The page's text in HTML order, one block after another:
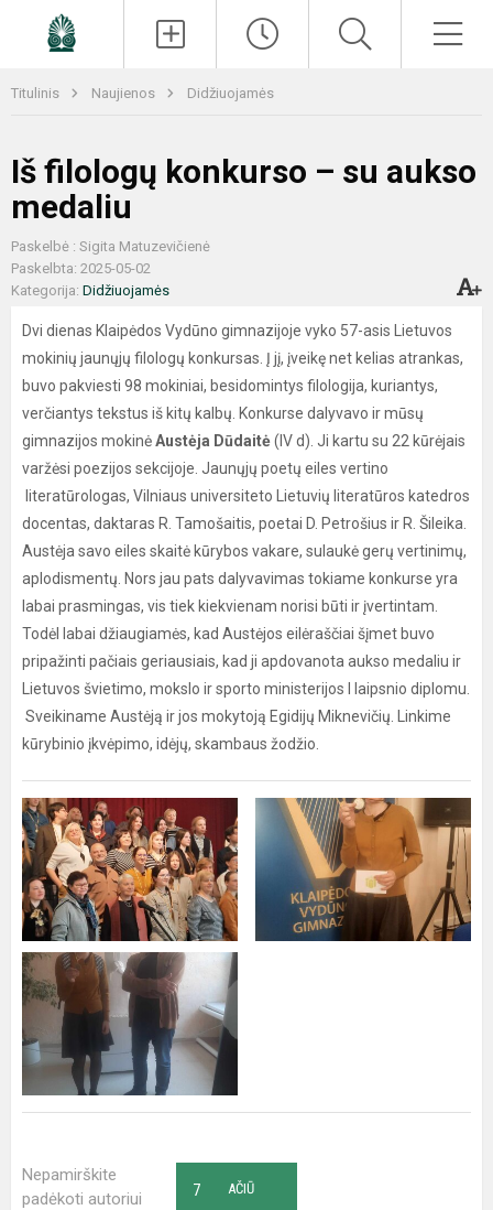
Titulinis Naujienos Didžiuojamės
Iš filologų konkurso – su aukso
medaliu
Paskelbė : Sigita Matuzevičienė
Paskelbta: 2025-05-02
Kategorija: Didžiuojamės
Dvi dienas Klaipėdos Vydūno gimnazijoje vyko 57-asis Lietuvos
mokinių jaunųjų filologų konkursas. Į jį, įveikę net kelias atrankas,
buvo pakviesti 98 mokiniai, besidomintys filologija, kuriantys,
verčiantys tekstus iš kitų kalbų. Konkurse dalyvavo ir mūsų
gimnazijos mokinėAustėja Dūdaitė(IV d). Ji kartu su 22 kūrėjais
varžėsi poezijos sekcijoje. Jaunųjų poetų eiles vertino
literatūrologas, Vilniaus universiteto Lietuvių literatūros katedros
docentas, daktaras R. Tamošaitis, poetai D. Petrošius ir R. Šileika.
Austėja savo eiles skaitė kūrybos vakare, sulaukė gerų vertinimų,
aplodismentų. Nors jau pats dalyvavimas tokiame konkurse yra
labai prasmingas, vis tiek kiekvienam norisi būti ir įvertintam.
Todėl labai džiaugiamės, kad Austėjos eilėraščiai šįmet buvo
pripažinti pačiais geriausiais, kad ji apdovanota aukso medaliu ir
Lietuvos švietimo, mokslo ir sporto ministerijos I laipsnio diplomu.
Sveikiname Austėją ir jos mokytoją Egidijų Miknevičių. Linkime
kūrybinio įkvėpimo, idėjų, skambaus žodžio.
Nepamirškite
padėkoti autoriui
AČIŪ
7